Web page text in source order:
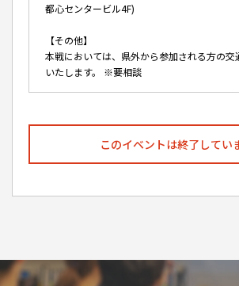
都心センタービル4F)
【その他】
本戦においては、県外から参加される方の交
いたします。 ※要相談
このイベントは終了してい